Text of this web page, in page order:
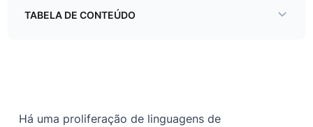
TABELA DE CONTEÚDO
Criando um microsserviço com gRPC
Há uma proliferação de linguagens de